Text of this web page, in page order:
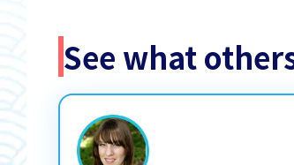
See what